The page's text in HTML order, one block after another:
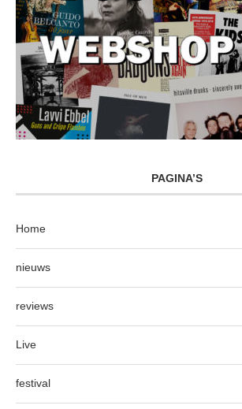
PAGINA’S
Home
nieuws
reviews
Live
festival